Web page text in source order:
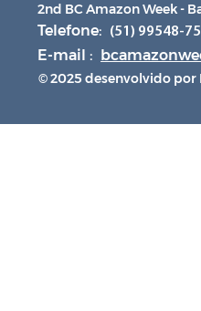
2nd BC Amazon Week -
Telefone: (51) 99548-
E-mail :
© 2025 desenvolvido por